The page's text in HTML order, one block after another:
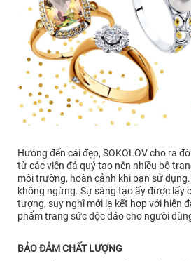
Hướng đến cái đẹp, SOKOLOV cho ra
từ các viên đá quý tạo nên nhiều bộ
môi trường, hoàn cảnh khi bạn sử
không ngừng. Sự sáng tạo ấy được lấy
tượng, suy nghĩ mới lạ kết hợp với hiện
phẩm trang sức độc đáo cho người
BẢO ĐẢM CHẤT LƯỢNG